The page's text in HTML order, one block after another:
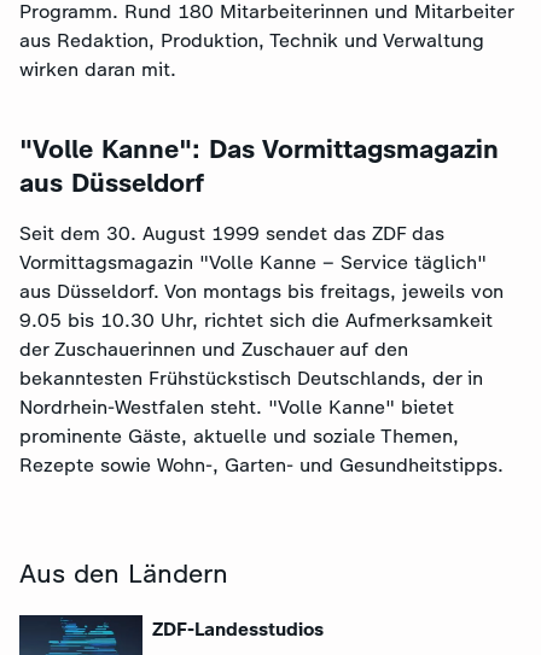
Programm. Rund 180 Mitarbeiterinnen und Mitarbeiter
aus Redaktion, Produktion, Technik und Verwaltung
wirken daran mit.
"Volle Kanne": Das Vormittagsmagazin
aus Düsseldorf
Seit dem 30. August 1999 sendet das ZDF das
Vormittagsmagazin "Volle Kanne – Service täglich"
aus Düsseldorf. Von montags bis freitags, jeweils von
9.05 bis 10.30 Uhr, richtet sich die Aufmerksamkeit
der Zuschauerinnen und Zuschauer auf den
bekanntesten Frühstückstisch Deutschlands, der in
Nordrhein-Westfalen steht. "Volle Kanne" bietet
prominente Gäste, aktuelle und soziale Themen,
Rezepte sowie Wohn-, Garten- und Gesundheitstipps.
Aus den Ländern
ZDF-Landesstudios